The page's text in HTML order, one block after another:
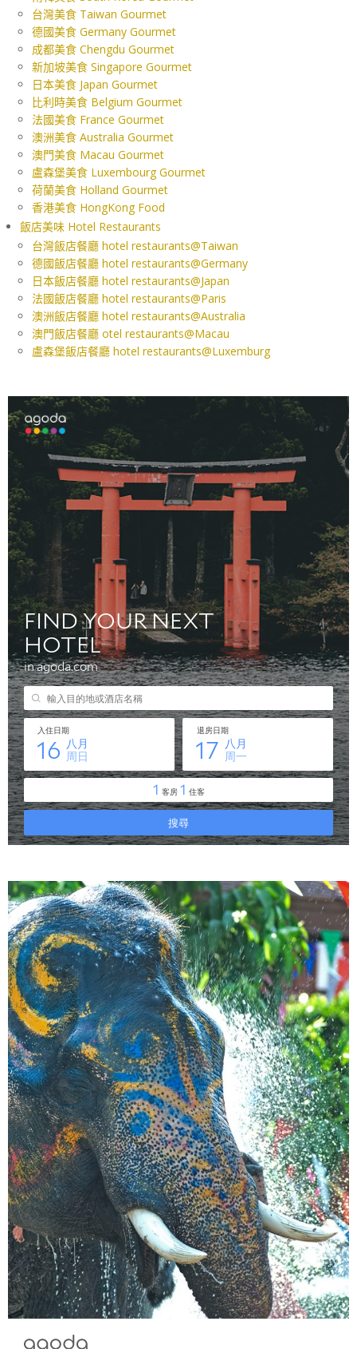
台灣美食 Taiwan Gourmet
德國美食 Germany Gourmet
成都美食 Chengdu Gourmet
新加坡美食 Singapore Gourmet
日本美食 Japan Gourmet
比利時美食 Belgium Gourmet
法國美食 France Gourmet
澳洲美食 Australia Gourmet
澳門美食 Macau Gourmet
盧森堡美食 Luxembourg Gourmet
荷蘭美食 Holland Gourmet
香港美食 HongKong Food
飯店美味 Hotel Restaurants
台灣飯店餐廳 hotel restaurants@Taiwan
德國飯店餐廳 hotel restaurants@Germany
日本飯店餐廳 hotel restaurants@Japan
法國飯店餐廳 hotel restaurants@Paris
澳洲飯店餐廳 hotel restaurants@Australia
澳門飯店餐廳 otel restaurants@Macau
盧森堡飯店餐廳 hotel restaurants@Luxemburg